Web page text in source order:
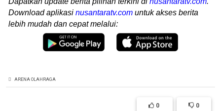
Download aplikasi nusantaratv.com untuk akses berita
lebih mudah dan cepat melalui:
ARENA OLAHRAGA
0 0